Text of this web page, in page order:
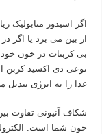
اگر اسیدوز متابولیک
از بین می برد یا اگر
بی کربنات در خون
نوعی دی اکسید کربن
غذا را به انرژی تبدیل
شکاف آنیونی تفاوت
خون شما است.